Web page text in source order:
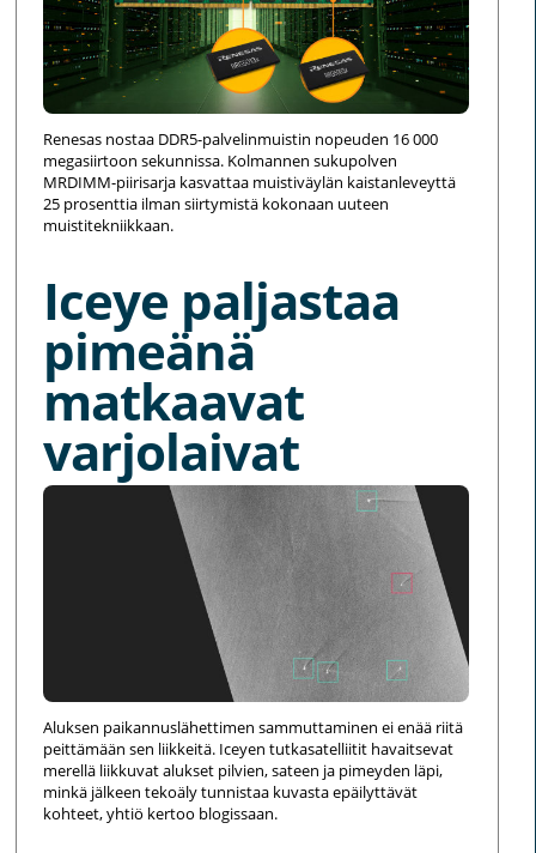
Renesas nostaa DDR5-palvelinmuistin nopeuden 16 000
megasiirtoon sekunnissa. Kolmannen sukupolven
MRDIMM-piirisarja kasvattaa muistiväylän kaistanleveyttä
25 prosenttia ilman siirtymistä kokonaan uuteen
muistitekniikkaan.
Iceye paljastaa
pimeänä
matkaavat
varjolaivat
Aluksen paikannuslähettimen sammuttaminen ei enää riitä
peittämään sen liikkeitä. Iceyen tutkasatelliitit havaitsevat
merellä liikkuvat alukset pilvien, sateen ja pimeyden läpi,
minkä jälkeen tekoäly tunnistaa kuvasta epäilyttävät
kohteet, yhtiö kertoo blogissaan.